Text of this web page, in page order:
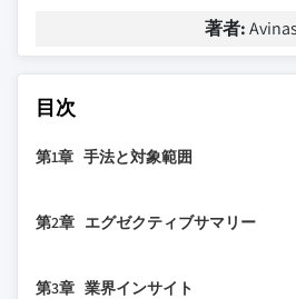
著者:
目次
第1章 手法と対象範囲
1.2 調査設計
第2章 エグゼクティブサマリー
第3章 業界インサイト